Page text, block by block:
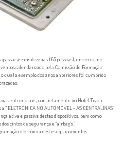
as seis dezenas (65 pessoas), encerrou no
calendarizado pela Comissão de Formação
o qual a exemplo dos anos anteriores foi cumprido
centro do país, concretamente no Hotel Tivoli
ELETRÓNICA NO AUTOMÓVEL – AS CENTRALINAS”
ativa e passiva destes dispositivos, bem como
cintos de segurança e “airbag’s”.
eletrónica destes equipamentos.